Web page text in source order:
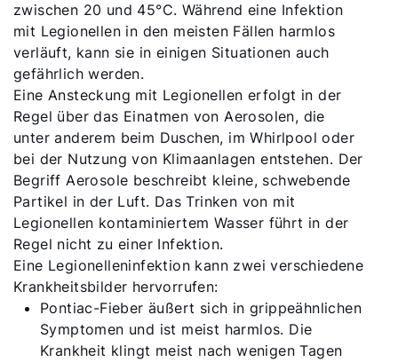
zwischen 20 und 45°C. Während eine Infektion
mit Legionellen in den meisten Fällen harmlos
verläuft, kann sie in einigen Situationen auch
gefährlich werden.
Eine Ansteckung mit Legionellen erfolgt in der
Regel über das Einatmen von Aerosolen, die
unter anderem beim Duschen, im Whirlpool oder
bei der Nutzung von Klimaanlagen entstehen. Der
Begriff Aerosole beschreibt kleine, schwebende
Partikel in der Luft. Das Trinken von mit
Legionellen kontaminiertem Wasser führt in der
Regel nicht zu einer Infektion.
Eine Legionelleninfektion kann zwei verschiedene
Krankheitsbilder hervorrufen:
Pontiac-Fieber äußert sich in grippeähnlichen
Symptomen und ist meist harmlos. Die
Krankheit klingt meist nach wenigen Tagen